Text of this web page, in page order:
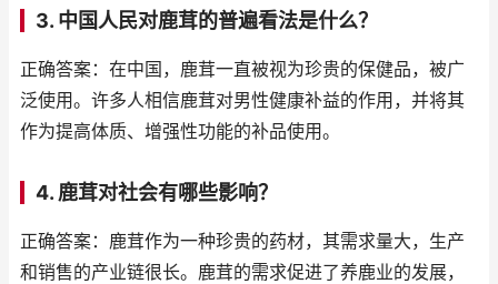
3. 中国人民对鹿茸的普遍看法是什么？
正确答案：在中国，鹿茸一直被视为珍贵的保健品，被广
泛使用。许多人相信鹿茸对男性健康补益的作用，并将其
作为提高体质、增强性功能的补品使用。
4. 鹿茸对社会有哪些影响？
正确答案：鹿茸作为一种珍贵的药材，其需求量大，生产
和销售的产业链很长。鹿茸的需求促进了养鹿业的发展，